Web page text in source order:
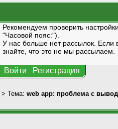
Рекомендуем проверить
"Часовой пояс:").
У нас больше нет рассылок. Если
знайте, что это не мы рассылаем.
Войти Регистрация
> Тема: web app: проблема с